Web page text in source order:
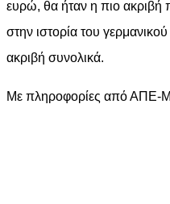
ευρώ, θα ήταν η πιο ακριβή
στην ιστορία του
ακριβή συνολικά.
Με πληροφορίες από ΑΠΕ-